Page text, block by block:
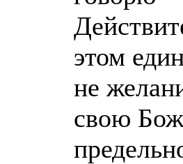
этом
не
свою